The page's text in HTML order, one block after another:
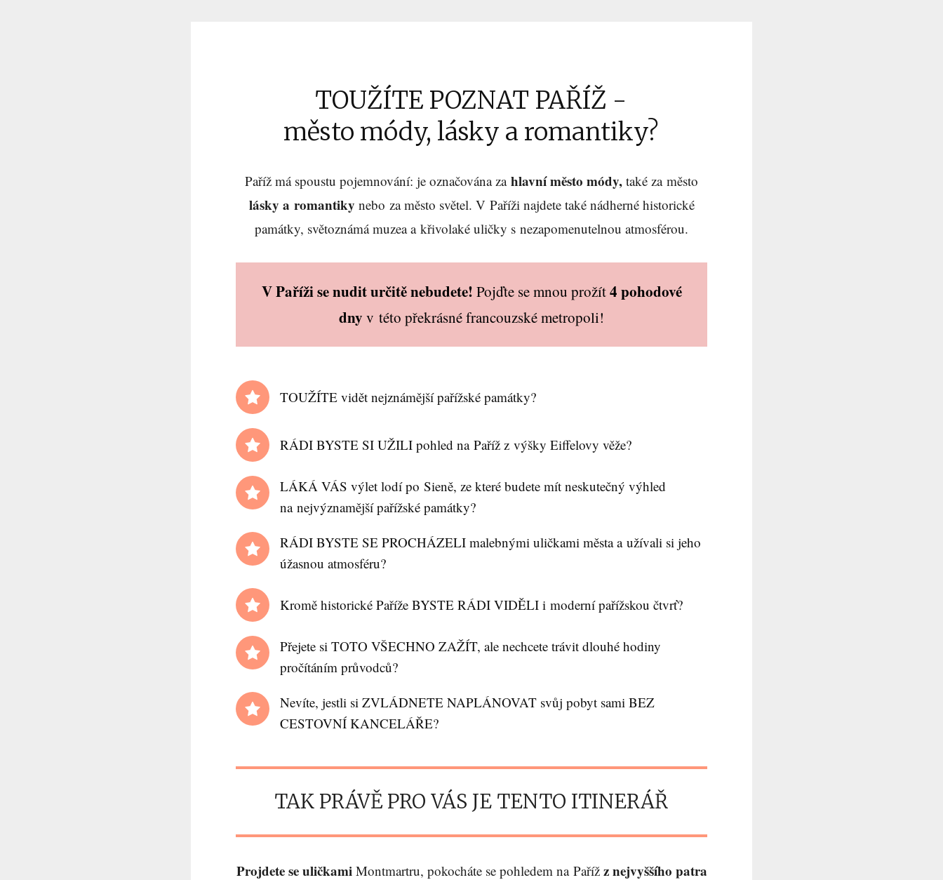
TOUŽÍTE POZNAT PAŘÍŽ -
město módy, lásky a romantiky?
Paříž má spoustu pojemnování: je označována za hlavní město módy, také za město
lásky a romantiky nebo za město světel. V Paříži najdete také nádherné historické
památky, světoznámá muzea a křivolaké uličky s nezapomenutelnou atmosférou.
V Paříži se nudit určitě nebudete! Pojďte se mnou prožít4 pohodové
dny v této překrásné francouzské metropoli!
TOUŽÍTE vidět nejznámější pařížské památky?
RÁDI BYSTE SI UŽILI pohled na Paříž z výšky Eiffelovy věže?
LÁKÁ VÁS výlet lodí po Sieně, ze které budete mít neskutečný výhled
na nejvýznamější pařížské památky?
RÁDI BYSTE SE PROCHÁZELI malebnými uličkami města a užívali si jeho
úžasnou atmosféru?
Kromě historické Paříže BYSTE RÁDI VIDĚLI i moderní pařížskou čtvrť?
Přejete si TOTO VŠECHNO ZAŽÍT, ale nechcete trávit dlouhé hodiny
pročítáním průvodců?
Nevíte, jestli si ZVLÁDNETE NAPLÁNOVAT svůj pobyt sami BEZ
CESTOVNÍ KANCELÁŘE?
TAK PRÁVĚ PRO VÁS JE TENTO ITINERÁŘ
Projdete se uličkamiMontmartru, pokocháte se pohledem na Paříž z nejvyššího patra